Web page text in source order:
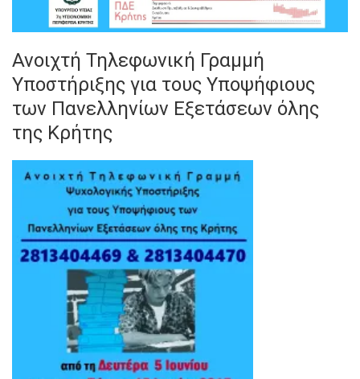
Ανοιχτή Τηλεφωνική Γραμμή
Υποστήριξης για τους Υποψήφιους
των Πανελληνίων Εξετάσεων όλης
της Κρήτης